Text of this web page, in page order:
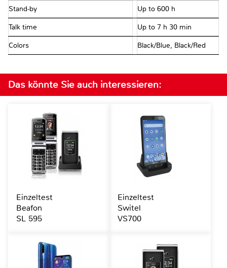
Stand-by Up to 600 h
Talk time Up to 7 h 30 min
Colors Black/Blue, Black/Red
Das könnte Sie auch interessieren:
Einzeltest
Beafon
SL 595
Einzeltest
Switel
VS700